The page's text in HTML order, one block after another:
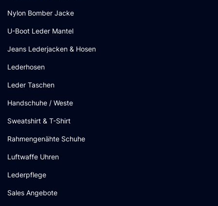
Nylon Bomber Jacke
U-Boot Leder Mantel
Jeans Lederjacken & Hosen
Lederhosen
Leder Taschen
Handschuhe / Weste
Sweatshirt & T-Shirt
Rahmengenähte Schuhe
Luftwaffe Uhren
Lederpflege
Sales Angebote